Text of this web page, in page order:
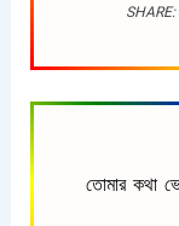
SHARE:
তোমার কথা